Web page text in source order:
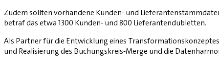
Zudem sollten vorhandene Kunden- und
betraf das etwa 1300 Kunden- und 800 Lieferantendubletten.
Als Partner für die Entwicklung eines
und Realisierung des Buchungskreis-Merge und die